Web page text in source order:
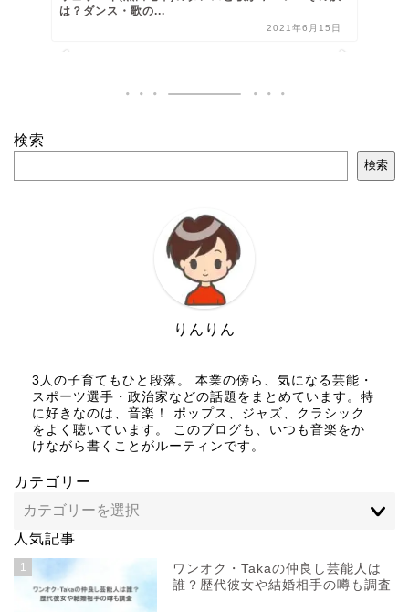
は？ダンス・歌の...
2021年6月15日
検索
検索
りんりん
3人の子育てもひと段落。 本業の傍ら、気になる芸能・
スポーツ選手・政治家などの話題をまとめています。特
に好きなのは、音楽！ ポップス、ジャズ、クラシック
をよく聴いています。 このブログも、いつも音楽をか
けながら書くことがルーティンです。
カテゴリー
人気記事
1
ワンオク・Takaの仲良し芸能人は
誰？歴代彼女や結婚相手の噂も調査